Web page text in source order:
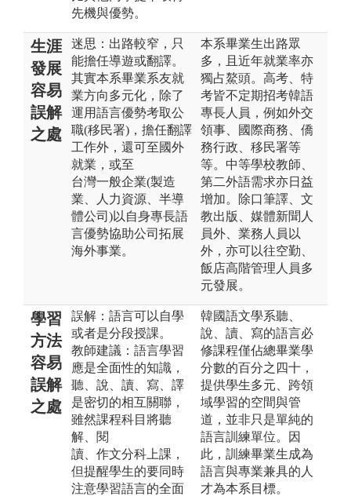
先機與優勢。
生涯
發展
容易
誤解
之處
迷思：出路較窄，只
能擔任導遊或翻譯。
其實本系畢業系友就
業⽅向多元化，除了
運⽤語⾔優勢考取公
職(移民署)，擔任翻譯
⼯作外，還可⾄國外
就業，或⾄
台灣⼀般企業(製造
業、⼈⼒資源、半導
體公司)以⾃⾝專⻑語
⾔優勢協助公司拓展
海外事業。
本系畢業生出路眾
多，且近年就業率亦
獨占鰲頭。高考、特
考皆不定期招考韓語
專長人員，例如外交
領事、國際商務、僑
務行政、移民署等
等。中等學校教師、
第二外語需求亦日益
增加。除口筆譯、文
教出版、媒體新聞人
員外、業務人員以
外，亦可以往空勤、
飯店高階管理人員多
元發展。
學習
方法
容易
誤解
之處
誤解：語⾔可以⾃學
或者是分段授課。
教師建議：語⾔學習
應是全⾯性的知識，
聽、說、讀、寫、譯
是密切的相互關聯，
雖然課程科⽬將聽
解、閱
讀、作文分科上課，
但提醒學⽣的要同時
注意學習語⾔的全⾯
韓國語文學系聽、
說、讀、寫的語言必
修課程僅佔總畢業學
分數的百分之四十，
提供學生多元、跨領
域學習的空間與管
道，並非只是單純的
語言訓練單位。因
此，訓練畢業生成為
語言與專業兼具的人
才為本系目標。